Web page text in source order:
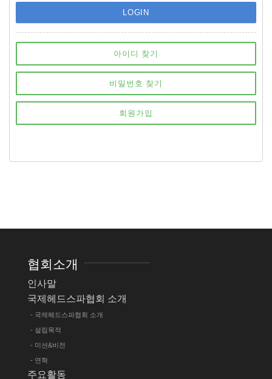
LOGIN
아이디 찾기
비밀번호 찾기
회원가입
협회소개
인사말
국제헤드스파협회 소개
- 국제헤드스파협회 소개
- 설립목적
- 미션&비전
- 연혁
주요활동